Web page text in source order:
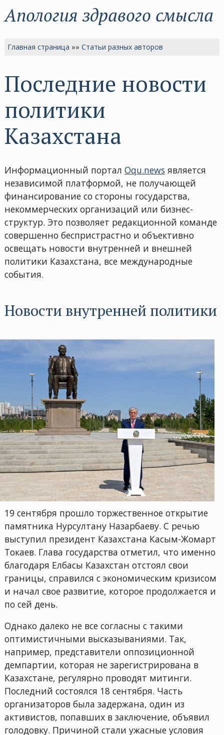
Апология здравого смысла
Главная страница »»Статьи разных авторов
Последние новости
политики
Казахстана
Информационный портал Oqu.news является
независимой платформой, не получающей
финансирование со стороны государства,
некоммерческих организаций или бизнес-
структур. Это позволяет редакционной команде
совершенно беспристрастно и объективно
освещать новости внутренней и внешней
политики Казахстана, все международные
события.
Новости внутренней политики
19 сентября прошло торжественное открытие
памятника Нурсултану Назарбаеву. С речью
выступил президент Казахстана Касым-Жомарт
Токаев. Глава государства отметил, что именно
благодаря Елбасы Казахстан отстоял свои
границы, справился с экономическим кризисом
и начал свое развитие, которое продолжается и
по сей день.
Однако далеко не все согласны с такими
оптимистичными высказываниями. Так,
например, представители оппозиционной
демпартии, которая не зарегистрирована в
Казахстане, регулярно проводят митинги.
Последний состоялся 18 сентября. Часть
организаторов была задержана, один из
активистов, попавших в заключение, объявил
голодовку. Причиной стали ужасные условия